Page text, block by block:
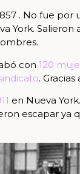
. No fue por
York. Salieron
con 120
.
en Nueva
escapar ya